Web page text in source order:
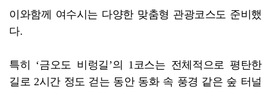
이와함께 여수시는 다양한 맞춤형 관광코스도 준비했
다.
특히 ‘금오도 비렁길’의 1코스는 전체적으로 평탄한
길로 2시간 정도 걷는 동안 동화 속 풍경 같은 숲 터널